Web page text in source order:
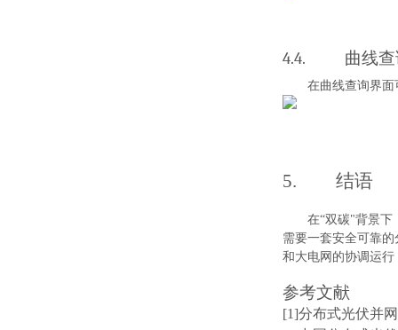
4.4. 曲线
在曲线查询界
5. 结语
在“双碳"背景下
需要一套安全可靠
和大电网的协调运
参考文献
[1]分布式光伏并